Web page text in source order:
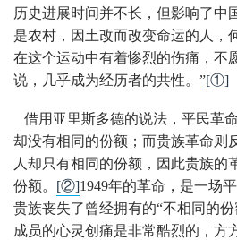
历史进展时间并不长，但影响了中
是农村，因土改而改变命运的人，
在这个运动中有着惨烈的伤痛，不
说，几乎成为经历者的共性。”[①]
借用亚里斯多德的说法，平民革
却没有相同的份额；而贵族革命则
人却只有相同的份额，因此贵族的
份额。 [②]1949年的革命，是一场
贵族丧失了曾经拥有的“不相同的
成员的心灵创痛是非常酷烈的，方